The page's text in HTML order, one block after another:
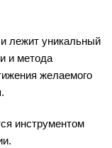
лежит уникальный
и метода
желаемого
инструментом